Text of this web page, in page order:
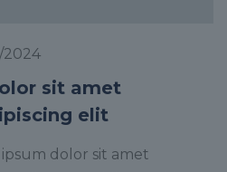
2024
sit amet
elit
dolor sit amet